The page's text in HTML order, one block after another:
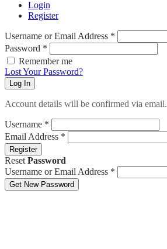
Login
Register
Username or Email Address *
Password *
Remember me
Lost Your Password?
Log In
Account details will be confirmed via email.
Username *
Email Address *
Register
Reset Password
Username or Email Address *
Get New Password